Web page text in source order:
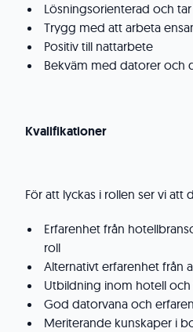
Lösningsorienterad och
Trygg med att arbeta
Positiv till nattarbete
Bekväm med datorer och
Kvalifikationer
För att lyckas i rollen ser vi att
Erfarenhet från
roll
Alternativt erfarenhet från
Utbildning inom hotell
God datorvana och
Meriterande kunskaper i